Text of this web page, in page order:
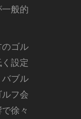
般的
のゴル
設定
バブル
フ会
徐々